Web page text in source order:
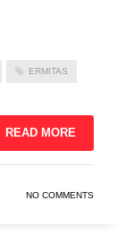
ERMITAS
READ MORE
NO COMMENTS